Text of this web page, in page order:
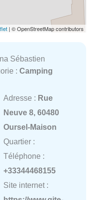
| © OpenStreetMap contributors
Sébastien
: Camping
Adresse : Rue
Neuve 8, 60480
Oursel-Maison
Quartier :
Téléphone :
+33344468155
Site internet :